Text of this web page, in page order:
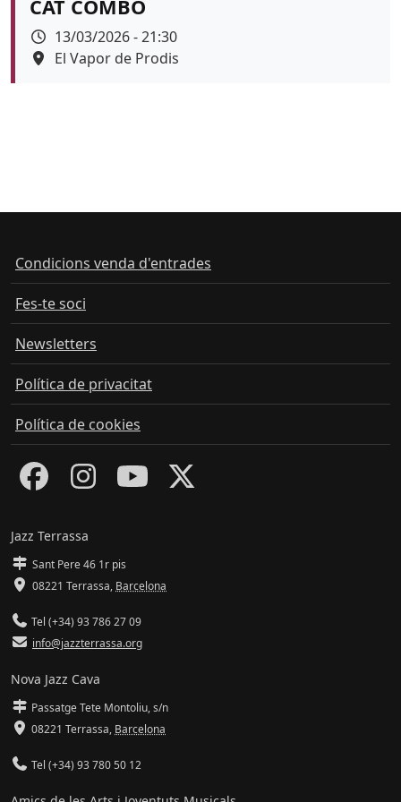
CAT COMBO
Data
13/03/2026 - 21:30
Espai
El Vapor de Prodis
Condicions venda d'entrades
Fes-te soci
Newsletters
Política de privacitat
Política de cookies
Jazz Terrassa
Sant Pere 46 1r pis
08221 Terrassa, Barcelona
Tel (+34) 93 786 27 09
info@jazzterrassa.org
Nova Jazz Cava
Passatge Tete Montoliu, s/n
08221 Terrassa, Barcelona
Tel (+34) 93 780 50 12